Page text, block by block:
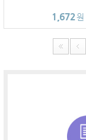
1,672원